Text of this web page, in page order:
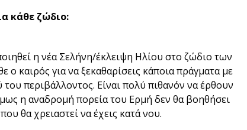
κάθε ζώδιο:
η νέα Σελήνη/έκλειψη Ηλίου στο ζώδιο των
καιρός για να ξεκαθαρίσεις κάποια πράγματα με
περιβάλλοντος. Είναι πολύ πιθανόν να έρθουν
η αναδρομή πορεία του Ερμή δεν θα βοηθήσει
θα χρειαστεί να έχεις κατά νου.